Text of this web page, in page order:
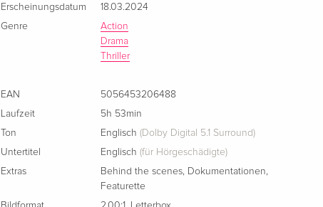
Erscheinungsdatum
18.03.2024
Genre
Action
Drama
Thriller
EAN
5056453206488
Laufzeit
5h 53min
Ton
Englisch (Dolby Digital 5.1 Surround)
Untertitel
Englisch (für Hörgeschädigte)
Extras
Behind the scenes, Dokumentationen,
Featurette